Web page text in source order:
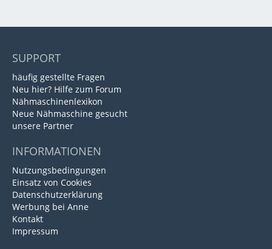
SUPPORT
häufig gestellte Fragen
Neu hier? Hilfe zum Forum
Nähmaschinenlexikon
Neue Nähmaschine gesucht
unsere Partner
INFORMATIONEN
Nutzungsbedingungen
Einsatz von Cookies
Datenschutzerklärung
Werbung bei Anne
Kontakt
Impressum